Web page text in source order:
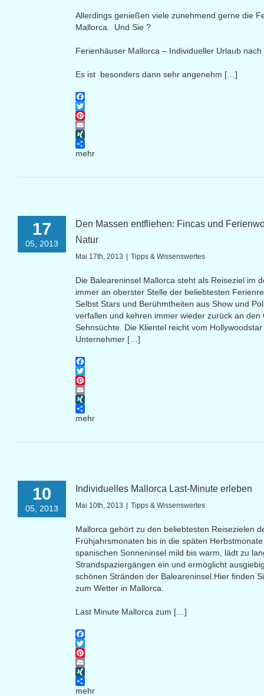
Allerdings genießen viele zunehmend gerne die
Mallorca. Und Sie ?
Ferienhäuser Mallorca – Individueller Urlaub nach
Es ist besonders dann sehr angenehm […]
Facebook
Twitter
Pinterest
Email
XING
mehr
17
05, 2013
Den Massen entfliehen: Fincas und
Natur
Mai 17th, 2013 Tipps & Wissenswertes
Die Baleareninsel Mallorca steht als Reiseziel im
immer an oberster Stelle der beliebtesten
Selbst Stars und Berühmtheiten aus Show und
verfallen und kehren immer wieder zurück an den
Sehnsüchte. Die Klientel reicht vom
Unternehmer […]
Facebook
Twitter
Pinterest
Email
XING
mehr
10
05, 2013
Individuelles Mallorca Last-Minute erleben
Mai 10th, 2013 Tipps & Wissenswertes
Mallorca gehört zu den beliebtesten Reisezielen
Frühjahrsmonaten bis in die späten
spanischen Sonneninsel mild bis warm, lädt zu
Strandspaziergängen ein und ermöglicht
schönen Stränden der Baleareninsel.Hier finden
zum Wetter in Mallorca.
Last Minute Mallorca zum […]
Facebook
Twitter
Pinterest
Email
XING
mehr